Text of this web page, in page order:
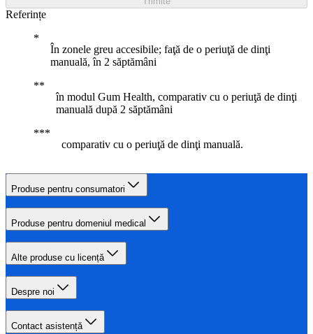
Referințe
În zonele greu accesibile; faţă de o periuţă de dinţi
manuală, în 2 săptămâni
în modul Gum Health, comparativ cu o periuţă de dinţi
manuală după 2 săptămâni
comparativ cu o periuţă de dinţi manuală.
Produse pentru consumatori
Produse pentru domeniul medical
Alte produse cu licență
Despre noi
Contact asistență